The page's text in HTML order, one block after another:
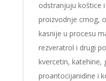
odstranjuju koštice
proizvodnje crnog,
kasnije u procesu
rezveratrol i drugi
kvercetin, katehine,
proantocijanidine i